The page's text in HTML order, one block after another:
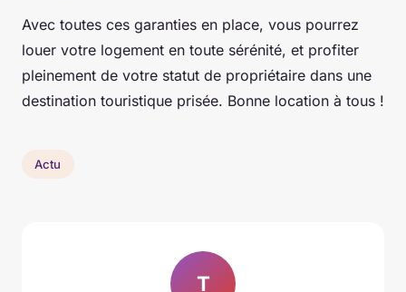
Avec toutes ces garanties en place, vous pourrez
louer votre logement en toute sérénité, et profiter
pleinement de votre statut de propriétaire dans une
destination touristique prisée. Bonne location à tous !
Actu
T